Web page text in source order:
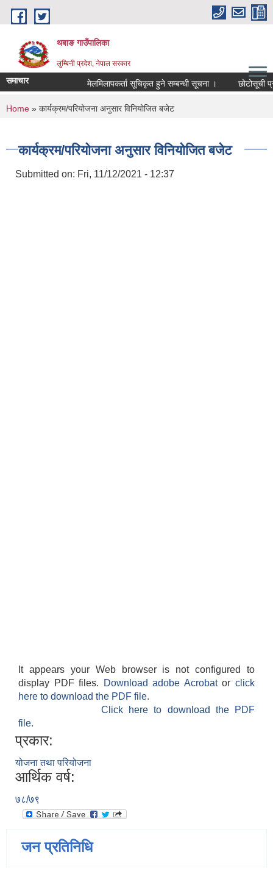
Skip to main content
थबाङ गाउँपालिका
लुम्बिनी प्रदेश, नेपाल सरकार
समाचार मेलमिलापकर्ता सूचिकृत हुने सम्बन्धी सूचना । छोटोसूची
You are here
Home » कार्यक्रम/परियोजना अनुसार विनियोजित बजेट
कार्यक्रम/परियोजना अनुसार विनियोजित बजेट
Submitted on: Fri, 11/12/2021 - 12:37
It appears your Web browser is not configured to
display PDF files.
Download adobe Acrobatorclick
here to download the PDF file.
Click here to download the PDF
file.
प्रकार:
योजना तथा परियोजना
आर्थिक वर्ष:
७८/७९
जन प्रतिनिधि